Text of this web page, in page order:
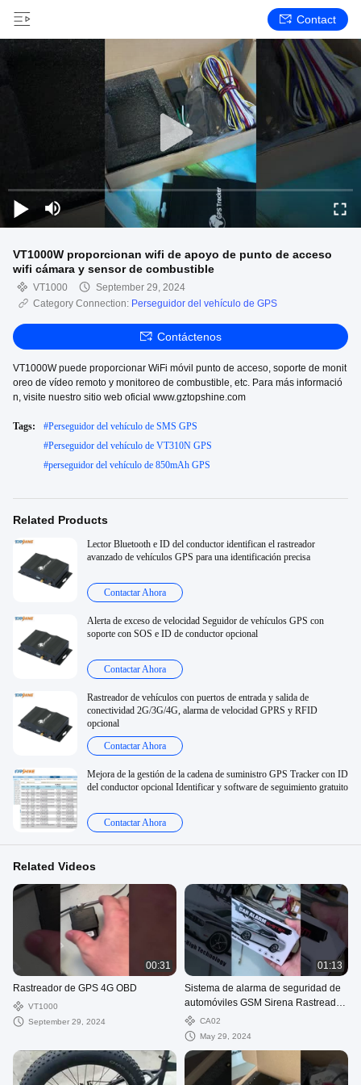
Contact
VT1000W proporcionan wifi de apoyo de punto de acceso
wifi cámara y sensor de combustible
VT1000
September 29, 2024
Category Connection: Perseguidor del vehículo de GPS
Contáctenos
VT1000W puede proporcionar WiFi móvil punto de acceso, soporte de monit
oreo de vídeo remoto y monitoreo de combustible, etc. Para más informació
n, visite nuestro sitio web oficial www.gztopshine.com
Tags: #Perseguidor del vehículo de SMS GPS
#Perseguidor del vehículo de VT310N GPS
#perseguidor del vehículo de 850mAh GPS
Related Products
Lector Bluetooth e ID del conductor identifican el rastreador
avanzado de vehículos GPS para una identificación precisa
Contactar Ahora
Alerta de exceso de velocidad Seguidor de vehículos GPS con
soporte con SOS e ID de conductor opcional
Contactar Ahora
Rastreador de vehículos con puertos de entrada y salida de
conectividad 2G/3G/4G, alarma de velocidad GPRS y RFID
opcional
Contactar Ahora
Mejora de la gestión de la cadena de suministro GPS Tracker con ID
del conductor opcional Identificar y software de seguimiento gratuito
Contactar Ahora
Related Videos
00:31
Rastreador de GPS 4G OBD
VT1000
September 29, 2024
01:13
Sistema de alarma de seguridad de
automóviles GSM Sirena Rastreador
GPS de vehículos con sensor de
choque
CA02
May 29, 2024